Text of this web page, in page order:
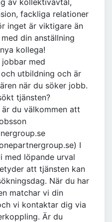
av kollektivavtal,
fackliga relationer
inget är viktigare än
din anställning
kollega!
med
utbildning och är
när du söker jobb.
tjänsten?
du välkommen att
I
med löpande urval
att tjänsten kan
När du har
matchar vi din
vi kontaktar dig via
Är du